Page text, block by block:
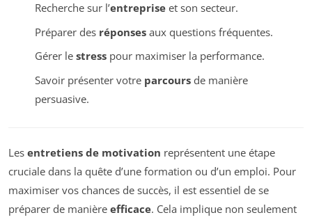
Recherche sur l’entrepriseet son secteur.
Préparer des réponsesaux questions fréquentes.
Gérer le stresspour maximiser la performance.
Savoir présenter votre parcoursde manière
persuasive.
Les entretiens de motivation représentent une étape
cruciale dans la quête d’une formation ou d’un emploi. Pour
maximiser vos chances de succès, il est essentiel de se
préparer de manière efficace. Cela implique non seulement